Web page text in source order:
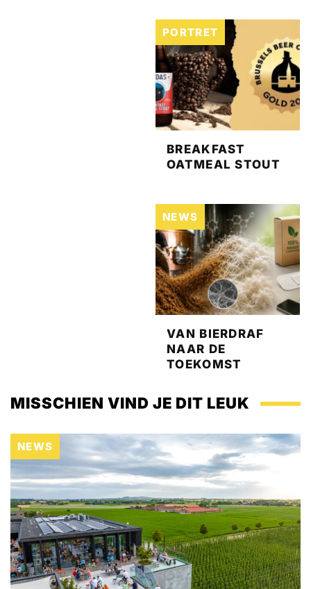
PORTRET
BREAKFAST
OATMEAL STOUT
NEWS
VAN BIERDRAF
NAAR DE
TOEKOMST
MISSCHIEN VIND JE DIT LEUK
NEWS